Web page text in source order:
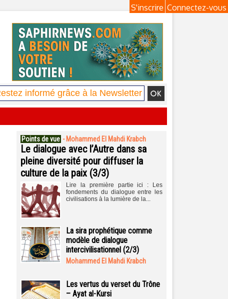
Connectez-vous
S'inscrire
Points de vue - Mohammed El Mahdi Krabch
Le dialogue avec l’Autre dans sa
pleine diversité pour diffuser la
culture de la paix (3/3)
Lire la première partie ici : Les
fondements du dialogue entre les
civilisations à la lumière de la...
La sira prophétique comme
modèle de dialogue
intercivilisationnel (2/3)
Mohammed El Mahdi Krabch
Les vertus du verset du Trône
– Ayat al-Kursi